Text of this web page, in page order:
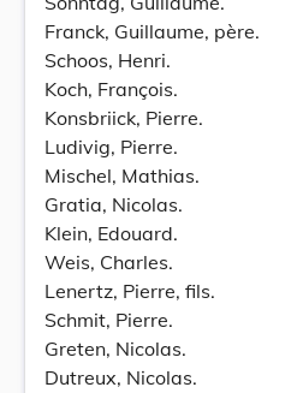
Franck, Guillaume, père.
Schoos, Henri.
Koch, François.
Konsbriick, Pierre.
Ludivig, Pierre.
Mischel, Mathias.
Gratia, Nicolas.
Klein, Edouard.
Weis, Charles.
Lenertz, Pierre, fils.
Schmit, Pierre.
Greten, Nicolas.
Dutreux, Nicolas.